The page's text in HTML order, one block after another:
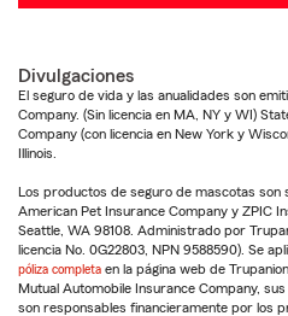
Divulgaciones
El seguro de vida y las anualidades son
Company. (Sin licencia en MA, NY y WI)
Company (con licencia en New York y
Illinois.
Los productos de seguro de mascotas son
American Pet Insurance Company y ZPIC
Seattle, WA 98108. Administrado por
licencia No. 0G22803, NPN 9588590). Se
póliza completa en la página web de
Mutual Automobile Insurance Company,
son responsables financieramente por los